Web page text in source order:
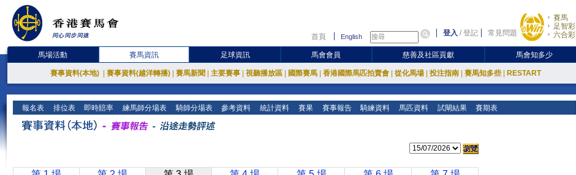
首頁 English 登入 /登記 常見問題
賽馬
足智彩
六合彩
馬場活動 賽馬資訊 足球資訊 馬會會員 慈善及社區貢獻 馬會知多少
賽事資料(本地) 賽事資料(越洋轉播) 賽馬新聞 主要賽事 視聽播放區 國際賽馬 香港國際馬匹拍賣會 從化馬場 投注指南 賽馬知多些 RESTART
報名表 排位表 即時賠率 練馬師分場表 騎師分場表 參考資料 統計資料 賽果 賽事報告 騎練資料 馬匹資料 試閘結果 賽期表